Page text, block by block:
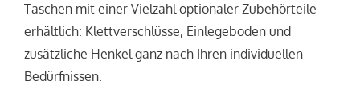
Taschen mit einer Vielzahl optionaler Zubehörteile
erhältlich: Klettverschlüsse, Einlegeboden und
zusätzliche Henkel ganz nach Ihren individuellen
Bedürfnissen.